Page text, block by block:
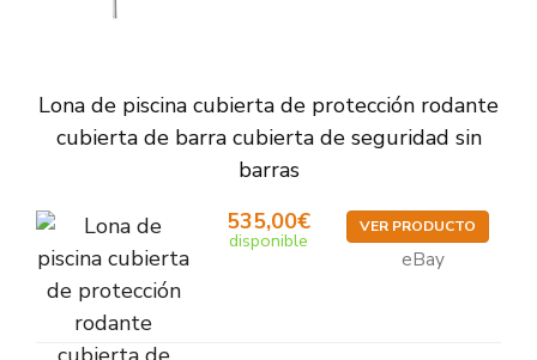
Lona de piscina cubierta de protección rodante
cubierta de barra cubierta de seguridad sin
barras
535,00€
disponible
VER PRODUCTO
eBay